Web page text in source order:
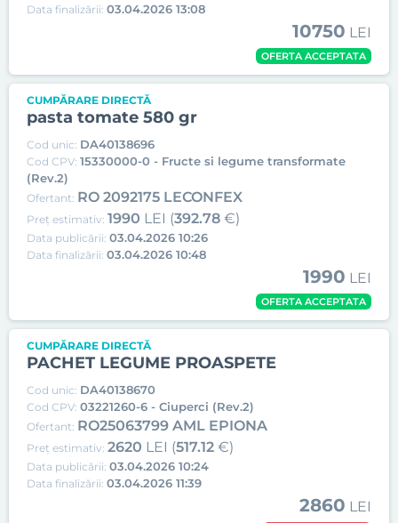
Data finalizării: 03.04.2026 13:08
10750 LEI
OFERTA ACCEPTATA
CUMPĂRARE DIRECTĂ
pasta tomate 580 gr
Cod unic: DA40138696
Cod CPV: 15330000-0 - Fructe si legume transformate
(Rev.2)
Ofertant: RO 2092175 LECONFEX
Preț estimativ: 1990 LEI (392.78 €)
Data publicării: 03.04.2026 10:26
Data finalizării: 03.04.2026 10:48
1990 LEI
OFERTA ACCEPTATA
CUMPĂRARE DIRECTĂ
PACHET LEGUME PROASPETE
Cod unic: DA40138670
Cod CPV: 03221260-6 - Ciuperci (Rev.2)
Ofertant: RO25063799 AML EPIONA
Preț estimativ: 2620 LEI (517.12 €)
Data publicării: 03.04.2026 10:24
Data finalizării: 03.04.2026 11:39
2860 LEI